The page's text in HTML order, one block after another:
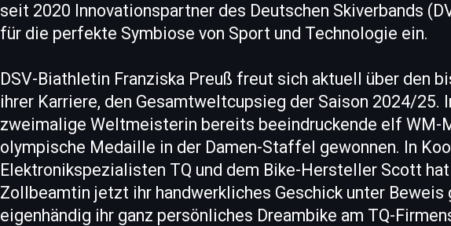
seit 2020 Innovationspartner des Deutschen Skiverbands
für die perfekte Symbiose von Sport und Technologie ein.
DSV-Biathletin Franziska Preuß freut sich aktuell über den
ihrer Karriere, den Gesamtweltcupsieg der Saison 2024/25.
zweimalige Weltmeisterin bereits beeindruckende elf WM-
olympische Medaille in der Damen-Staffel gewonnen. In
Elektronikspezialisten TQ und dem Bike-Hersteller Scott
Zollbeamtin jetzt ihr handwerkliches Geschick unter Beweis
eigenhändig ihr ganz persönliches Dreambike am TQ-